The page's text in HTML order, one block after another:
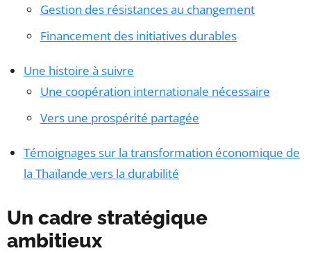
Gestion des résistances au changement
Financement des initiatives durables
Une histoire à suivre
Une coopération internationale nécessaire
Vers une prospérité partagée
Témoignages sur la transformation économique de
la Thaïlande vers la durabilité
Un cadre stratégique
ambitieux